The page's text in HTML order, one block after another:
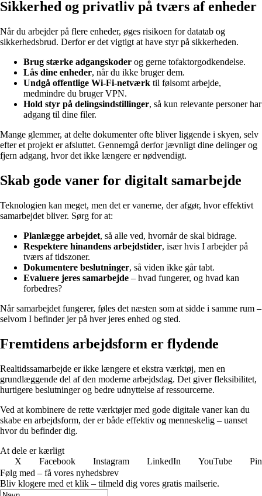
Sikkerhed og privatliv på tværs af enheder
Når du arbejder på flere enheder, øges risikoen for datatab og
sikkerhedsbrud. Derfor er det vigtigt at have styr på sikkerheden.
Brug stærke adgangskoder og gerne tofaktorgodkendelse.
Lås dine enheder, når du ikke bruger dem.
Undgå offentlige Wi-Fi-netværk til følsomt arbejde,
medmindre du bruger VPN.
Hold styr på delingsindstillinger, så kun relevante personer har
adgang til dine filer.
Mange glemmer, at delte dokumenter ofte bliver liggende i skyen, selv
efter et projekt er afsluttet. Gennemgå derfor jævnligt dine delinger og
fjern adgang, hvor det ikke længere er nødvendigt.
Skab gode vaner for digitalt samarbejde
Teknologien kan meget, men det er vanerne, der afgør, hvor effektivt
samarbejdet bliver. Sørg for at:
Planlægge arbejdet, så alle ved, hvornår de skal bidrage.
Respektere hinandens arbejdstider, især hvis I arbejder på
tværs af tidszoner.
Dokumentere beslutninger, så viden ikke går tabt.
Evaluere jeres samarbejde – hvad fungerer, og hvad kan
forbedres?
Når samarbejdet fungerer, føles det næsten som at sidde i samme rum –
selvom I befinder jer på hver jeres enhed og sted.
Fremtidens arbejdsform er flydende
Realtidssamarbejde er ikke længere et ekstra værktøj, men en
grundlæggende del af den moderne arbejdsdag. Det giver fleksibilitet,
hurtigere beslutninger og bedre udnyttelse af ressourcerne.
Ved at kombinere de rette værktøjer med gode digitale vaner kan du
skabe en arbejdsform, der er både effektiv og menneskelig – uanset
hvor du befinder dig.
At dele er kærligt
X
Facebook Instagram LinkedIn YouTube
Følg med – få vores nyhedsbrev
Bliv klogere med et klik – tilmeld dig vores gratis mailserie.